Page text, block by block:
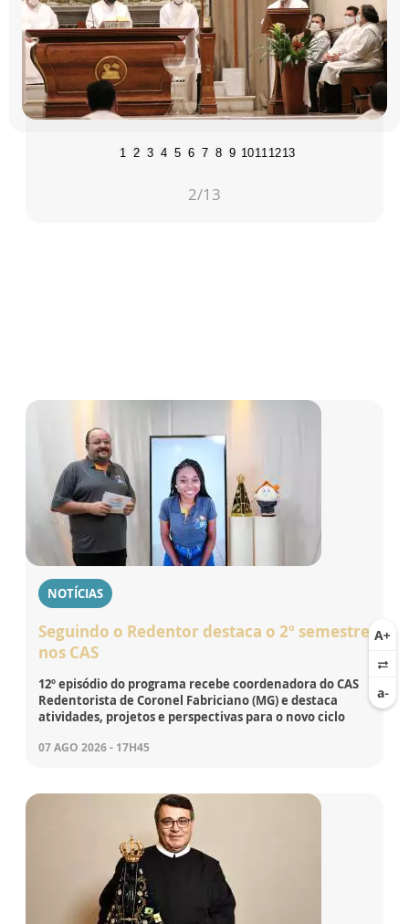
1 2 3 4 5 6 7 8 9 10111213
2/13
NOTÍCIAS
Seguindo o Redentor destaca o 2º semestre
nos CAS
12º episódio do programa recebe coordenadora do CAS
Redentorista de Coronel Fabriciano (MG) e destaca
atividades, projetos e perspectivas para o novo ciclo
07 AGO 2026 - 17H45